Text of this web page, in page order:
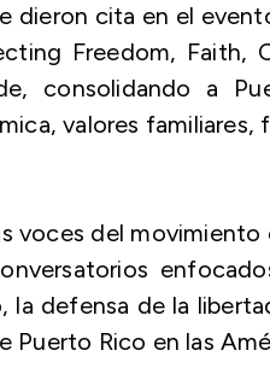
dieron cita en el
Freedom, Faith,
consolidando a
valores
voces del
defensa de la
Rico en las